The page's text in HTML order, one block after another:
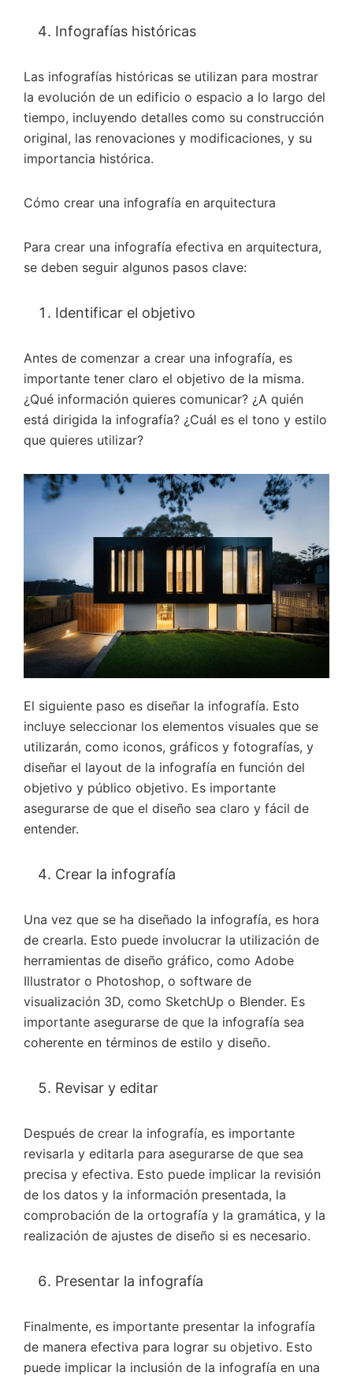
Infografías históricas
Las infografías históricas se utilizan para mostrar
la evolución de un edificio o espacio a lo largo del
tiempo, incluyendo detalles como su construcción
original, las renovaciones y modificaciones, y su
importancia histórica.
Cómo crear una infografía en arquitectura
Para crear una infografía efectiva en arquitectura,
se deben seguir algunos pasos clave:
Identificar el objetivo
Antes de comenzar a crear una infografía, es
importante tener claro el objetivo de la misma.
¿Qué información quieres comunicar? ¿A quién
está dirigida la infografía? ¿Cuál es el tono y estilo
que quieres utilizar?
El siguiente paso es diseñar la infografía. Esto
incluye seleccionar los elementos visuales que se
utilizarán, como iconos, gráficos y fotografías, y
diseñar el layout de la infografía en función del
objetivo y público objetivo. Es importante
asegurarse de que el diseño sea claro y fácil de
entender.
Crear la infografía
Una vez que se ha diseñado la infografía, es hora
de crearla. Esto puede involucrar la utilización de
herramientas de diseño gráfico, como Adobe
Illustrator o Photoshop, o software de
visualización 3D, como SketchUp o Blender. Es
importante asegurarse de que la infografía sea
coherente en términos de estilo y diseño.
Revisar y editar
Después de crear la infografía, es importante
revisarla y editarla para asegurarse de que sea
precisa y efectiva. Esto puede implicar la revisión
de los datos y la información presentada, la
comprobación de la ortografía y la gramática, y la
realización de ajustes de diseño si es necesario.
Presentar la infografía
Finalmente, es importante presentar la infografía
de manera efectiva para lograr su objetivo. Esto
puede implicar la inclusión de la infografía en una